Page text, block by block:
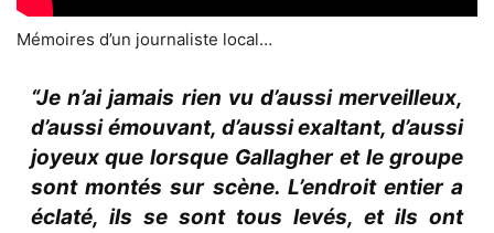
Mémoires d’un journaliste local…
“Je n’ai jamais rien vu d’aussi merveilleux,
d’aussi émouvant, d’aussi exaltant, d’aussi
joyeux que lorsque Gallagher et le groupe
sont montés sur scène. L’endroit entier a
éclaté, ils se sont tous levés, et ils ont